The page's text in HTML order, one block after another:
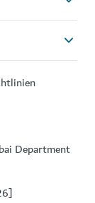
Department